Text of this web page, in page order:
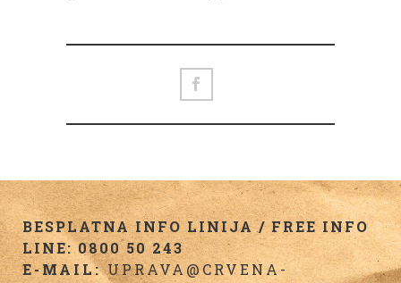
BESPLATNA INFO LINIJA / FREE INFO
LINE: 0800 50 243
E-MAIL:UPRAVA@CRVENA-